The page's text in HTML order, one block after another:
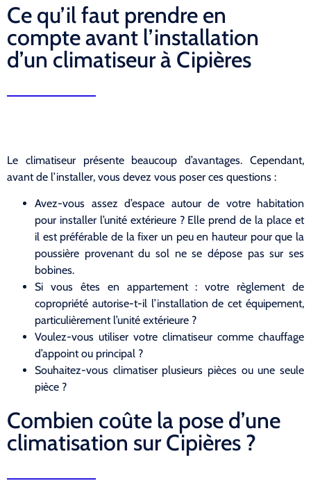
Ce qu’il faut prendre en
compte avant l’installation
d’un climatiseur à Cipières
Le climatiseur présente beaucoup d’avantages. Cependant,
avant de l’installer, vous devez vous poser ces questions :
Avez-vous assez d’espace autour de votre habitation
pour installer l’unité extérieure ? Elle prend de la place et
il est préférable de la fixer un peu en hauteur pour que la
poussière provenant du sol ne se dépose pas sur ses
bobines.
Si vous êtes en appartement : votre règlement de
copropriété autorise-t-il l’installation de cet équipement,
particulièrement l’unité extérieure ?
Voulez-vous utiliser votre climatiseur comme chauffage
d’appoint ou principal ?
Souhaitez-vous climatiser plusieurs pièces ou une seule
pièce ?
Combien coûte la pose d’une
climatisation sur Cipières ?